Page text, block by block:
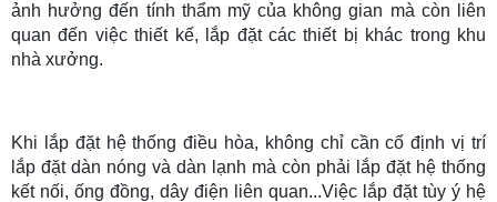
ảnh hưởng đến tính thẩm mỹ của không gian mà còn liên
quan đến việc thiết kế, lắp đặt các thiết bị khác trong khu
nhà xưởng.
Khi lắp đặt hệ thống điều hòa, không chỉ cần cố định vị trí
lắp đặt dàn nóng và dàn lạnh mà còn phải lắp đặt hệ thống
kết nối, ống đồng, dây điện liên quan...Việc lắp đặt tùy ý hệ